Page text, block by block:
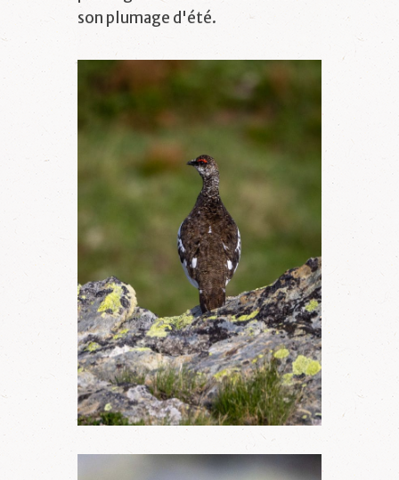
son plumage d'été.